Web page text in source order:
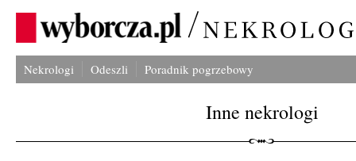
Nekrologi Odeszli Poradnik pogrzebowy
Inne nekrologi